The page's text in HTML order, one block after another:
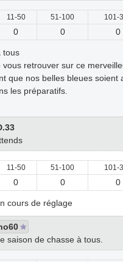
11-50 51-100 101-
0 0 0
tous
vous retrouver sur ce
que nos belles bleues soient
les préparatifs.
11-50 51-100 101-
0 0 0
cours de réglage
saison de chasse à tous.